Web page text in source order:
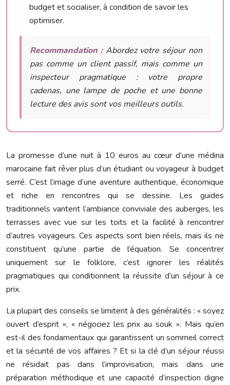
budget et socialiser, à condition de savoir les
optimiser.
Recommandation :Abordez votre séjour non
pas comme un client passif, mais comme un
inspecteur pragmatique : votre propre
cadenas, une lampe de poche et une bonne
lecture des avis sont vos meilleurs outils.
La promesse d’une nuit à 10 euros au cœur d’une médina
marocaine fait rêver plus d’un étudiant ou voyageur à budget
serré. C’est l’image d’une aventure authentique, économique
et riche en rencontres qui se dessine. Les guides
traditionnels vantent l’ambiance conviviale des auberges, les
terrasses avec vue sur les toits et la facilité à rencontrer
d’autres voyageurs. Ces aspects sont bien réels, mais ils ne
constituent qu’une partie de l’équation. Se concentrer
uniquement sur le folklore, c’est ignorer les réalités
pragmatiques qui conditionnent la réussite d’un séjour à ce
prix.
La plupart des conseils se limitent à des généralités : « soyez
ouvert d’esprit », « négociez les prix au souk ». Mais qu’en
est-il des fondamentaux qui garantissent un sommeil correct
et la sécurité de vos affaires ? Et si la clé d’un séjour réussi
ne résidait pas dans l’improvisation, mais dans une
préparation méthodique et une capacité d’inspection digne